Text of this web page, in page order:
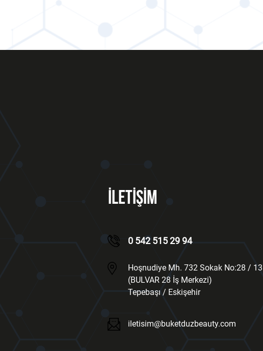
İLETİŞİM
0 542 515 29 94
Hoşnudiye Mh. 732 Sokak No:28 / 13
(BULVAR 28 İş Merkezi)
Tepebaşı / Eskişehir
iletisim@buketduzbeauty.com